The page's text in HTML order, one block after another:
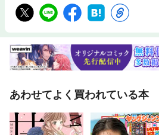
あわせてよく買われている本